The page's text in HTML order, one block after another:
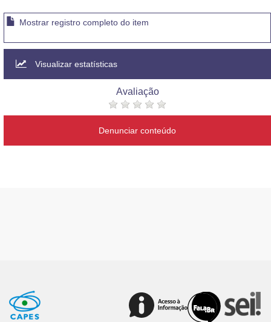
Mostrar registro completo do item
Visualizar estatísticas
Avaliação
Denunciar conteúdo